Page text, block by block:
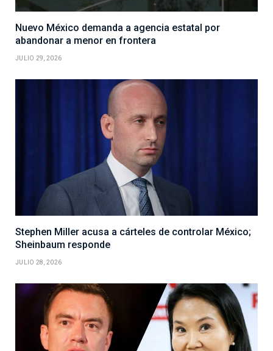
Nuevo México demanda a agencia estatal por
abandonar a menor en frontera
JULIO 29, 2026
Stephen Miller acusa a cárteles de controlar México;
Sheinbaum responde
JULIO 28, 2026